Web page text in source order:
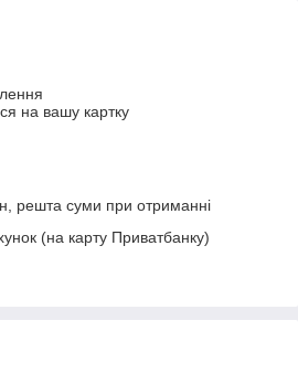
на вашу картку
решта суми при отриманні
(на карту Приватбанку)